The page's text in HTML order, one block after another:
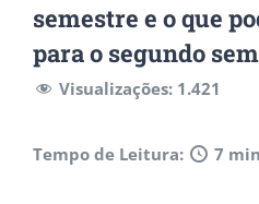
semestre e o que
para o segundo
Visualizações: 1.421
Tempo de Leitura: 7